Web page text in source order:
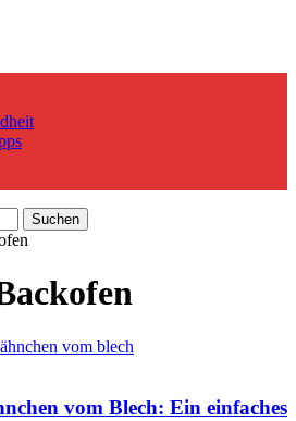
vom Blech: Ein einfaches